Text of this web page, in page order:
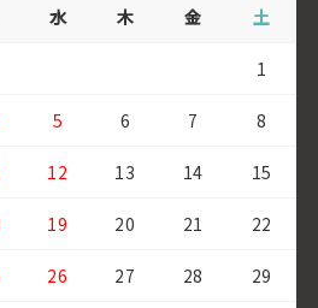
水 木 金 土
1
5 6 7 8
12 13 14 15
19 20 21 22
26 27 28 29